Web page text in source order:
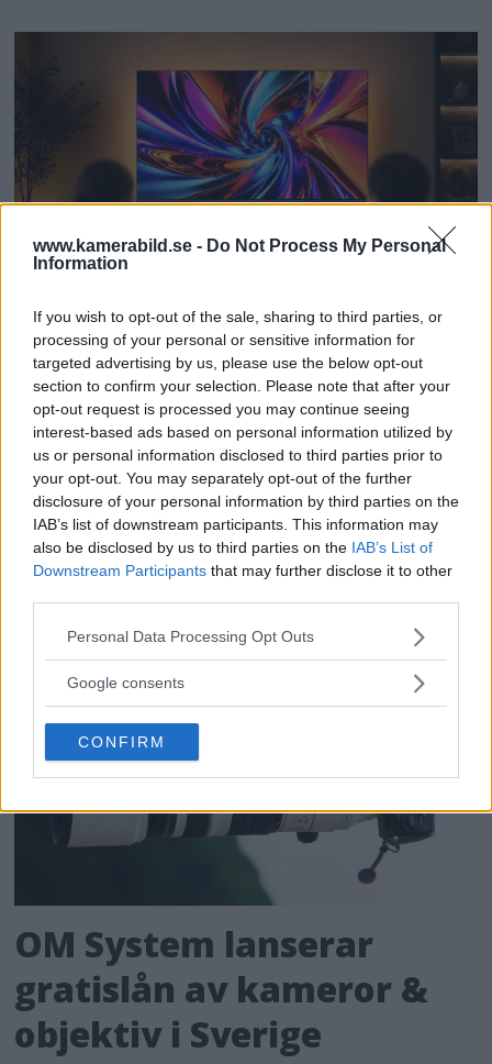
www.kamerabild.se - Do Not Process My Personal
Information
If you wish to opt-out of the sale, sharing to third parties, or
processing of your personal or sensitive information for
targeted advertising by us, please use the below opt-out
section to confirm your selection. Please note that after your
opt-out request is processed you may continue seeing
interest-based ads based on personal information utilized by
us or personal information disclosed to third parties prior to
your opt-out. You may separately opt-out of the further
disclosure of your personal information by third parties on the
IAB’s list of downstream participants. This information may
also be disclosed by us to third parties on the IAB’s List of
Downstream Participants that may further disclose it to other
Please note that this website/app uses one or more Google
not limited to your visit or usage behaviour. You may click to
use your data for below specified purposes in below Google
consent section.
Personal Data Processing Opt Outs
Google consents
CONFIRM
Dolby Vision 2 lanseras –
nästa generation HDR ger
bättre bild
För de som älskar både film och dynamiskt
omfång släpps nu Dolby Vision 2, en ny
bildmotor som analyserar bilden och scenen
och förbättrar den för tittaren.
OM System lanserar
gratislån av kameror &
objektiv i Sverige